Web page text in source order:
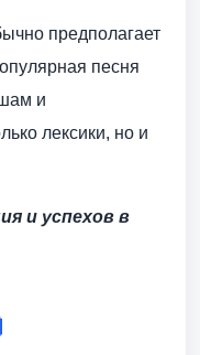
предполагает
песня
и
лексики, но и
и успехов в